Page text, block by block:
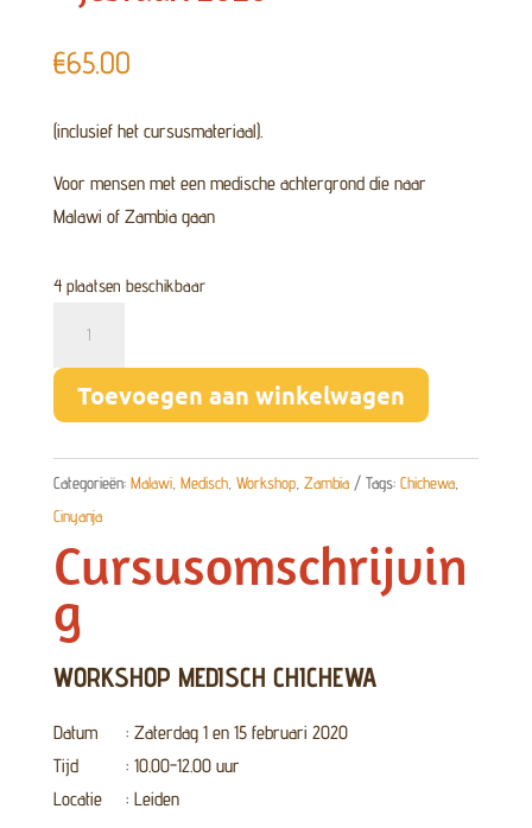
€65.00
(inclusief het cursusmateriaal).
Voor mensen met een medische achtergrond die naar
Malawi of Zambia gaan
4 plaatsen beschikbaar
Chichewa
-
2020
aantal
Toevoegen aan winkelwagen
Categorieën: Malawi, Medisch, Workshop, Zambia Tags: Chichewa,
Cinyanja
Cursusomschrijvin
g
WORKSHOP MEDISCH CHICHEWA
Datum : Zaterdag 1 en 15 februari 2020
Tijd : 10.00-12.00 uur
Locatie : Leiden